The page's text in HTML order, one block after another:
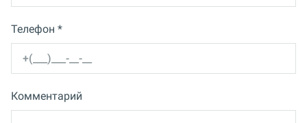
Телефон *
Комментарий